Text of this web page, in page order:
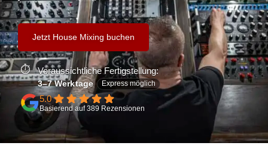
Jetzt House Mixing buchen
Voraussichtliche Fertigstellung:
3–7 Werktage Express möglich
5.0
Basierend auf 389 Rezensionen